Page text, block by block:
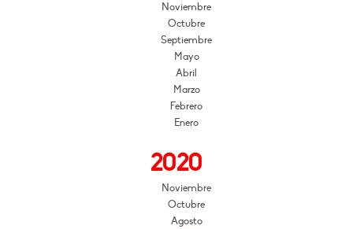
Noviembre
Octubre
Septiembre
Mayo
Abril
Marzo
Febrero
Enero
2020
Noviembre
Octubre
Agosto